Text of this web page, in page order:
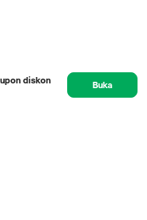
diskon
Buka